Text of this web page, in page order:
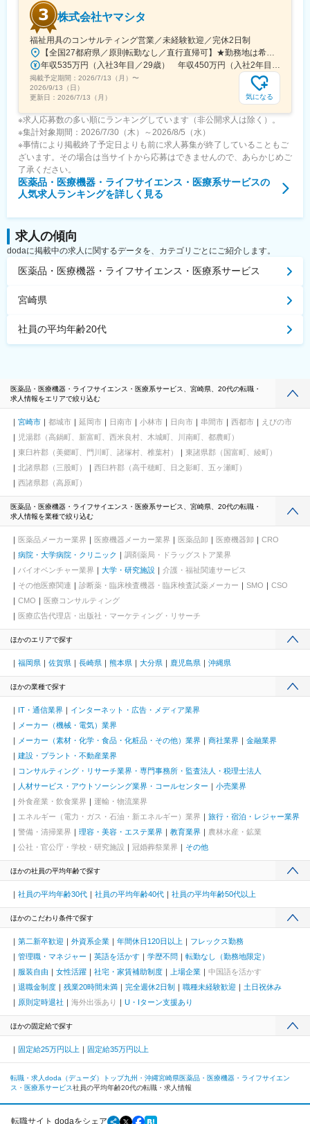
株式会社ヤマシタ
福祉用具のコンサルティング営業／未経験歓迎／完休2日制
掲載予定期間： 2026/7/13（月） 〜
2026/9/13（日）
更新日： 2026/7/13（月） 気になる
※求人応募数の多い順にランキングしています（非公開求人は除く）。
※集計対象期間：2026/7/30（木）～2026/8/5（水）
※事情により掲載終了予定日よりも前に求人募集が終了していることもご
ざいます。その場合は当サイトから応募はできませんので、あらかじめご
了承ください。
医薬品・医療機器・ライフサイエンス・医療系サービスの
人気求人ランキングを詳しく見る
求人の傾向
dodaに掲載中の求人に関するデータを、カテゴリごとにご紹介します。
医薬品・医療機器・ライフサイエンス・医療系サービス
宮崎県
社員の平均年齢20代
医薬品・医療機器・ライフサイエンス・医療系サービス、宮崎県、20代の転職・
求人情報をエリアで絞り込む
宮崎市 都城市 延岡市 日南市 小林市 日向市 串間市 西都市
えびの市
児湯郡（高鍋町、新富町、西米良村、木城町、川南町、都農町）
東臼杵郡（美郷町、門川町、諸塚村、椎葉村）
東諸県郡（国富町、綾町）
北諸県郡（三股町）
西臼杵郡（高千穂町、日之影町、五ヶ瀬町）
西諸県郡（高原町）
医薬品・医療機器・ライフサイエンス・医療系サービス、宮崎県、20代の転職・
求人情報を業種で絞り込む
医薬品メーカー業界 医療機器メーカー業界 医薬品卸 医療機器卸
CRO
病院・大学病院・クリニック
調剤薬局・ドラッグストア業界
バイオベンチャー業界
大学・研究施設
介護・福祉関連サービス
その他医療関連
診断薬・臨床検査機器・臨床検査試薬メーカー SMO
CSO
CMO
医療コンサルティング
医療広告代理店・出版社・マーケティング・リサーチ
ほかのエリアで探す
福岡県 佐賀県 長崎県 熊本県 大分県 鹿児島県 沖縄県
ほかの業種で探す
IT・通信業界
インターネット・広告・メディア業界
メーカー（機械・電気）業界
メーカー（素材・化学・食品・化粧品・その他）業界
商社業界
金融業界
建設・プラント・不動産業界
コンサルティング・リサーチ業界・専門事務所・監査法人・税理士法人
人材サービス・アウトソーシング業界・コールセンター
小売業界
外食産業・飲食業界
運輸・物流業界
エネルギー（電力・ガス・石油・新エネルギー）業界
旅行・宿泊・レジャー業界
警備・清掃業界
理容・美容・エステ業界 教育業界
農林水産・鉱業
公社・官公庁・学校・研究施設
冠婚葬祭業界 その他
ほかの社員の平均年齢で探す
社員の平均年齢30代 社員の平均年齢40代 社員の平均年齢50代以上
ほかのこだわり条件で探す
第二新卒歓迎 外資系企業 年間休日120日以上
フレックス勤務
管理職・マネジャー
英語を活かす 学歴不問
転勤なし（勤務地限定）
服装自由
女性活躍 社宅・家賃補助制度 上場企業
中国語を活かす
退職金制度
残業20時間未満 完全週休2日制 職種未経験歓迎
土日祝休み
原則定時退社
海外出張あり U・Iターン支援あり
ほかの固定給で探す
固定給25万円以上 固定給35万円以上
転職・求人doda（デューダ）トップ九州・沖縄宮崎県医薬品・医療機器・ライフサイエン
ス・医療系サービス社員の平均年齢20代の転職・求人情報
転職サイト dodaをシェア